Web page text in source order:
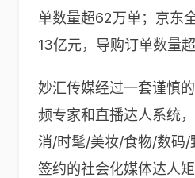
单数量超62万单；京东
13亿元，导购订单数量超
妙汇传媒经过一套谨慎
频专家和直播达人系统
消/时髦/美妆/食物/数码/
签约的社会化媒体达人